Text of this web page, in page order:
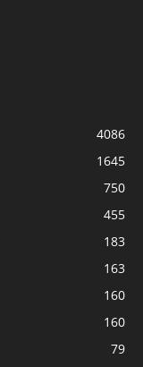
4086
1645
750
455
183
163
160
160
79